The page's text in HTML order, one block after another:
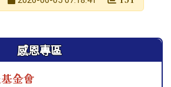
感恩專區
金會